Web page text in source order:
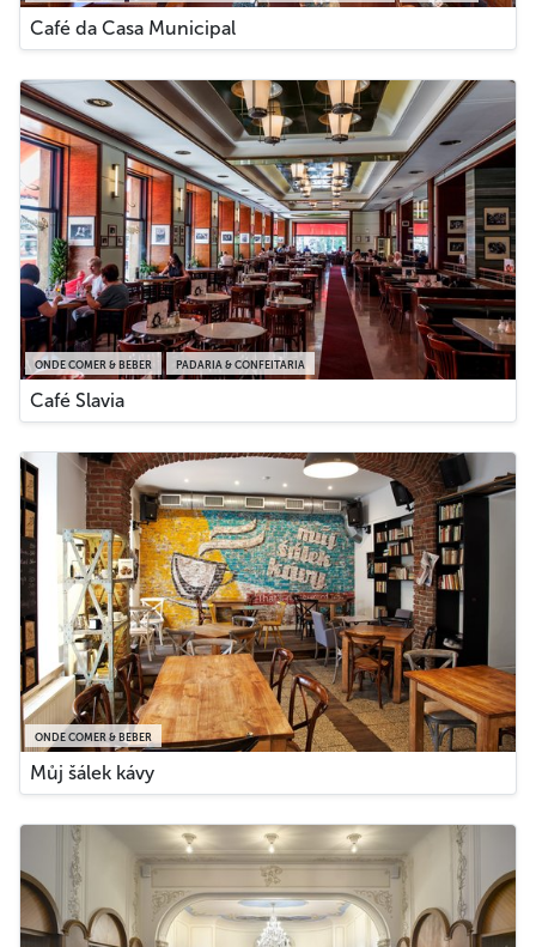
Café da Casa Municipal
ONDE COMER & BEBER PADARIA & CONFEITARIA
Café Slavia
ONDE COMER & BEBER
Můj šálek kávy